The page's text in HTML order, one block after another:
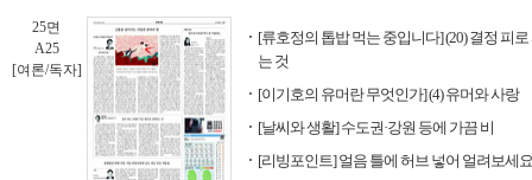
25면
A25
[여론/독자]
[류호정의 톱밥 먹는 중입니다] (20) 결정 피
는 것
[이기호의 유머란 무엇인가] (4) 유머와 사랑
[날씨와 생활] 수도권·강원 등에 가끔 비
[리빙포인트] 얼음 틀에 허브 넣어 얼려보세요